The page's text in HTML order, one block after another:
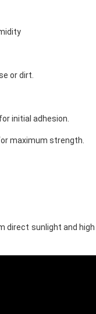
or dirt.
initial adhesion.
maximum strength.
direct sunlight and high